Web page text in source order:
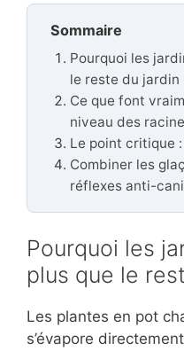
Sommaire
Pourquoi les
le reste du jardin
Ce que font
niveau des
Le point critique
Combiner les
réflexes anti-
Pourquoi les
plus que le
Les plantes en pot
s’évapore